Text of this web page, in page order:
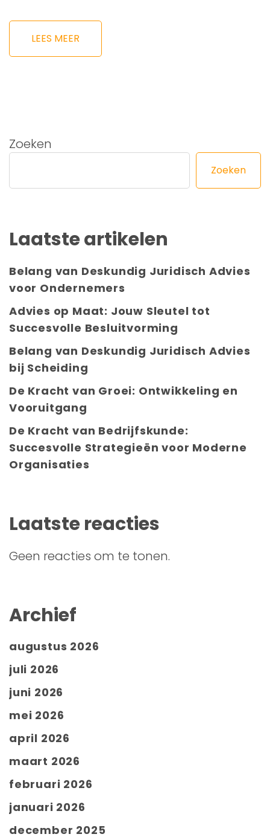
LEES MEER
Zoeken
Zoeken
Laatste artikelen
Belang van Deskundig Juridisch Advies
voor Ondernemers
Advies op Maat: Jouw Sleutel tot
Succesvolle Besluitvorming
Belang van Deskundig Juridisch Advies
bij Scheiding
De Kracht van Groei: Ontwikkeling en
Vooruitgang
De Kracht van Bedrijfskunde:
Succesvolle Strategieën voor Moderne
Organisaties
Laatste reacties
Geen reacties om te tonen.
Archief
augustus 2026
juli 2026
juni 2026
mei 2026
april 2026
maart 2026
februari 2026
januari 2026
december 2025